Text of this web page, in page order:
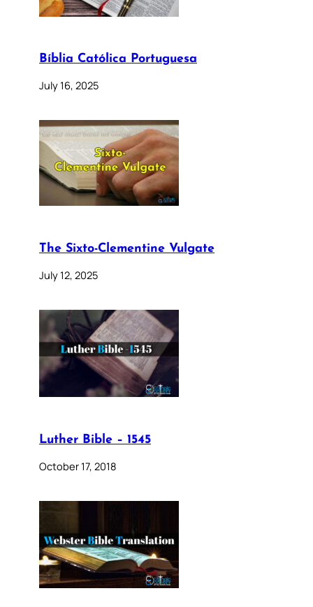
Bíblia Católica Portuguesa
July 16, 2025
The Sixto-Clementine Vulgate
July 12, 2025
Luther Bible – 1545
October 17, 2018